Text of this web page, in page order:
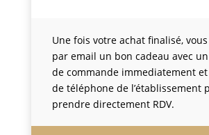
Une fois votre achat finalisé,
par email un bon cadeau avec
de commande immediatement
de téléphone de l’établissement
prendre directement RDV.